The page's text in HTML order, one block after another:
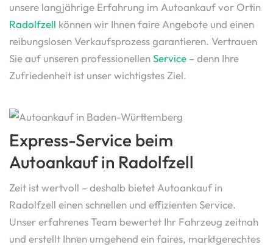
unsere langjährige Erfahrung im Autoankauf vor Ortin
Radolfzell können wir Ihnen faire Angebote und einen
reibungslosen Verkaufsprozess garantieren. Vertrauen
Sie auf unseren professionellenService – denn Ihre
Zufriedenheit ist unser wichtigstes Ziel.
Express-Service beim
Autoankauf in Radolfzell
Zeit ist wertvoll – deshalb bietet Autoankauf in
Radolfzell einen schnellen und effizienten Service.
Unser erfahrenes Team bewertet Ihr Fahrzeug zeitnah
und erstellt Ihnen umgehend ein faires, marktgerechtes